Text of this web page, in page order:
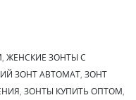
, ЖЕНСКИЕ ЗОНТЫ С
ЗОНТ АВТОМАТ, ЗОНТ
, ЗОНТЫ КУПИТЬ ОПТОМ,